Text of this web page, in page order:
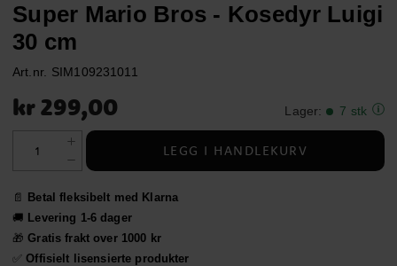
Super Mario Bros - Kosedyr Luigi
30 cm
Art.nr. SIM109231011
Pris :kr 299,00
kr 299,00 Lager: 7 stk
LEGG I HANDLEKURV
📄
Betal fleksibelt med Klarna
🚚 Levering 1-6 dager
🎁Gratis frakt over 1000 kr
✅Offisielt lisensierte produkter